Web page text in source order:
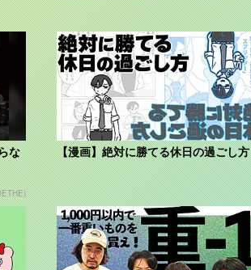
な
【漫画】絶対に勝てる休日の過ごし方